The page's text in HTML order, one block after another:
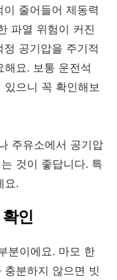
줄어들어 제동력
파열 위험이 커진
공기압을 주기적
요. 보통 운전석
으니 꼭 확인해보
주유소에서 공기압
것이 좋답니다. 특
요.
인
분이에요. 마모 한
분하지 않으면 빗